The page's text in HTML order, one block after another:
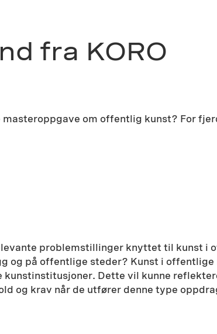
fra KORO
om offentlig kunst? For
problemstillinger knyttet til kunst
og på offentlige steder? Kunst i
kunstinstitusjoner. Dette vil kunne
og krav når de utfører denne type